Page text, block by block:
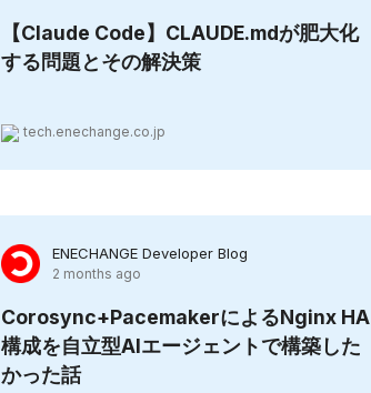
【Claude Code】CLAUDE.mdが肥大化
する問題とその解決策
tech.enechange.co.jp
ENECHANGE Developer Blog
2 months ago
Corosync+PacemakerによるNginx HA
構成を自立型AIエージェントで構築した
かった話